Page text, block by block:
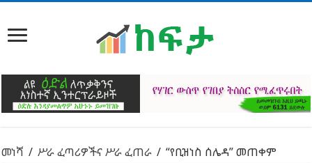
መነሻ / ሥራ ፈጣሪዎችና ሥራ ፈጠራ / “የቢዝነስ ሰሌዳ” መጠቀም